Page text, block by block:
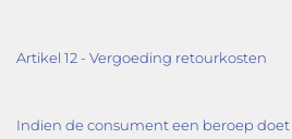
Artikel 12 - Vergoeding retourkosten
Indien de consument een beroep